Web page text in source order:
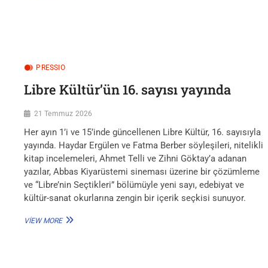
PRESSIO
Libre Kültür’ün 16. sayısı yayında
21 Temmuz 2026
Her ayın 1’i ve 15’inde güncellenen Libre Kültür, 16. sayısıyla
yayında. Haydar Ergülen ve Fatma Berber söyleşileri, nitelikli
kitap incelemeleri, Ahmet Telli ve Zihni Göktay’a adanan
yazılar, Abbas Kiyarüstemi sineması üzerine bir çözümleme
ve “Libre’nin Seçtikleri” bölümüyle yeni sayı, edebiyat ve
kültür-sanat okurlarına zengin bir içerik seçkisi sunuyor.
VIEW MORELIBRE